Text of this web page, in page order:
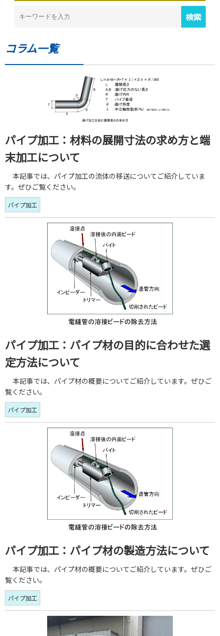
コラム一覧
パイプ加工：材料の展開寸法の求め方と端
末加工について
本記事では、パイプ加工の流体の移送についてご紹介していま
す。ぜひご覧ください。
パイプ加工
パイプ加工：パイプ材の目的に合わせた選
定方法について
本記事では、パイプ材の概要についてご紹介しています。ぜひご
覧ください。
パイプ加工
パイプ加工：パイプ材の製造方法について
本記事では、パイプ材の概要についてご紹介しています。ぜひご
覧ください。
パイプ加工